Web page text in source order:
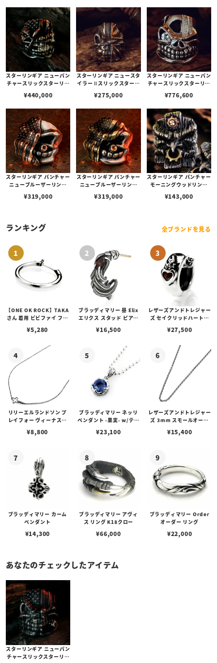
3) 【リングサイズUS10.5
(日本サイズ約23号)】
0) 【リングサイズUS11
(日本サイズ約24号)】
7) 【リングサイズUS11
(日本サイズ約24号)】
スターリンギア ニューパン
チャースリックスターリン
ラスアメリカンフラッグ/
ホール(s000121588)【リ
ングサイズUS9.5(日本サ
イズ約20号)】
¥440,000
スターリンギア ニュースタ
イラーⅡスリックスターリ
ブラスユニオンジャックフ
ングサイズUS6(日本サイ
ズ約11.5号)】
¥275,000
スターリンギア ニューパン
チャースリックスターリン
ンダイヤモンドパヴェ
¥776,600
スターリンギア パンチャー
ニューブルーザーリング
ーアメリカンフラッグ&シ
¥319,000
スターリンギア パンチャー
ニューブルーザーリング
スアメリカンフラッグ&シ
¥319,000
スターリンギア パンチャー
モーニングウッドリング
スギア
¥143,000
ランキング 全ブランドを見る
【ONE OK ROCK】TAKA
さん 着用 ビビファイ フー
¥5,280
ブラッディマリー 昼 Elix
エリクス スタッド ピアス
¥16,500
レザーズアンドトレジャー
ズ セイクリッドハートピ
¥27,500
リリーエルランドソン プ
レイフォー ヴィーナスチ
¥8,800
ブラッディマリー ネッリ
ペンダント -果実- w/ティ
¥23,100
レザーズアンドトレジャー
ズ 3mm スモールオーバ
ブスタークラスプ＆LTロ
¥15,400
ブラッディマリー カーム
ペンダント
¥14,300
ブラッディマリー アヴィ
ス リング K18クロー
¥66,000
ブラッディマリー Order
オーダー リング
¥22,000
あなたのチェックしたアイテム
スターリンギア ニューパン
チャースリックスターリン